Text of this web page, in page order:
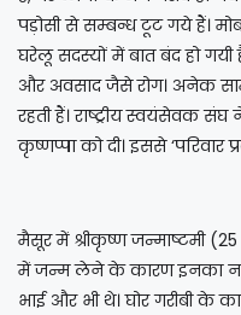
पड़ोसी से सम्बन्ध टूट गये हैं।
घरेलू सदस्यों में बात बंद हो
और अवसाद जैसे रोग। अनेक
रहती हैं। राष्ट्रीय स्वयंसेवक संघ
कृष्णप्पा को दी। इससे ‘परिवार
मैसूर में श्रीकृष्ण जन्माष्टमी
में जन्म लेने के कारण इनका
भाई और भी थे। घोर गरीबी